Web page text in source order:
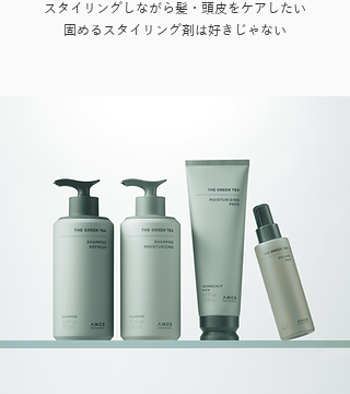
スタイリングしながら髪・頭皮をケアしたい
固めるスタイリング剤は好きじゃない